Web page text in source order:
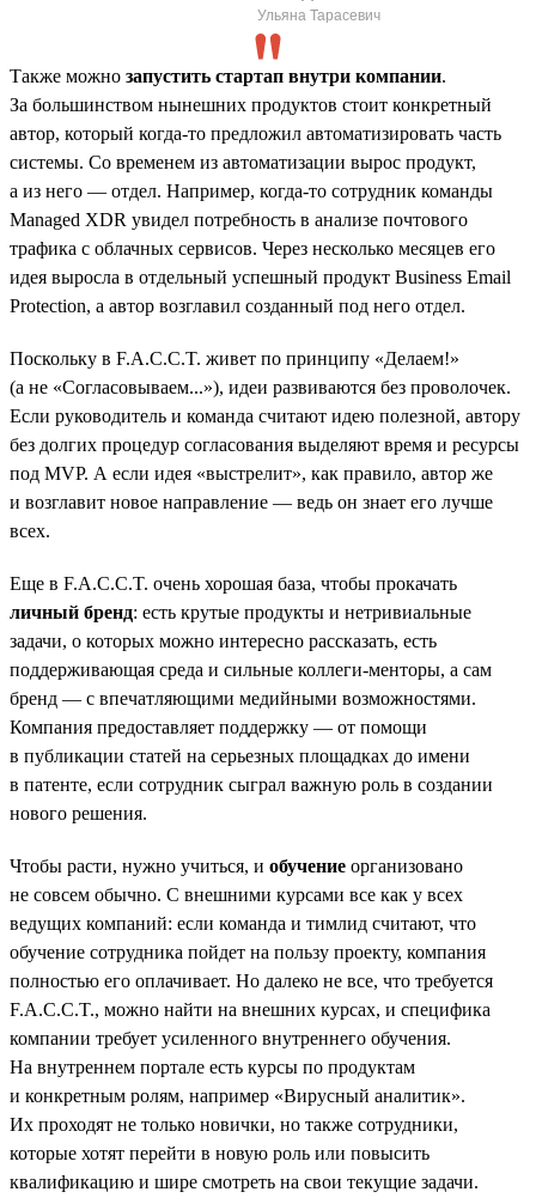
Ульяна Тарасевич
Также можно запустить стартап внутри компании.
За большинством нынешних продуктов стоит конкретный
автор, который когда-то предложил автоматизировать часть
системы. Со временем из автоматизации вырос продукт,
а из него — отдел. Например, когда-то сотрудник команды
Managed XDR увидел потребность в анализе почтового
трафика с облачных сервисов. Через несколько месяцев его
идея выросла в отдельный успешный продукт Business Email
Protection, а автор возглавил созданный под него отдел.
Поскольку в F.A.C.C.T. живет по принципу «Делаем!»
(а не «Согласовываем...»), идеи развиваются без проволочек.
Если руководитель и команда считают идею полезной, автору
без долгих процедур согласования выделяют время и ресурсы
под MVP. А если идея «выстрелит», как правило, автор же
и возглавит новое направление — ведь он знает его лучше
всех.
Еще в F.A.C.C.T. очень хорошая база, чтобы прокачать
личный бренд: есть крутые продукты и нетривиальные
задачи, о которых можно интересно рассказать, есть
поддерживающая среда и сильные коллеги-менторы, а сам
бренд — с впечатляющими медийными возможностями.
Компания предоставляет поддержку — от помощи
в публикации статей на серьезных площадках до имени
в патенте, если сотрудник сыграл важную роль в создании
нового решения.
Чтобы расти, нужно учиться, и обучение организовано
не совсем обычно. С внешними курсами все как у всех
ведущих компаний: если команда и тимлид считают, что
обучение сотрудника пойдет на пользу проекту, компания
полностью его оплачивает. Но далеко не все, что требуется
F.A.C.C.T., можно найти на внешних курсах, и специфика
компании требует усиленного внутреннего обучения.
На внутреннем портале есть курсы по продуктам
и конкретным ролям, например «Вирусный аналитик».
Их проходят не только новички, но также сотрудники,
которые хотят перейти в новую роль или повысить
квалификацию и шире смотреть на свои текущие задачи.